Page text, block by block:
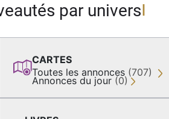
par univers
CARTES
Toutes les annonces (707)
Annonces du jour (0)